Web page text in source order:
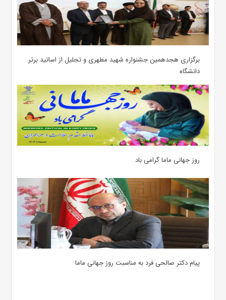
برگزاری هجدهمین جشنواره شهید مطهری و تجلیل از اساتید برتر
دانشگاه
روز جهانی ماما گرامی باد
پیام دکتر صالحی فرد به مناسبت روز جهانی ماما